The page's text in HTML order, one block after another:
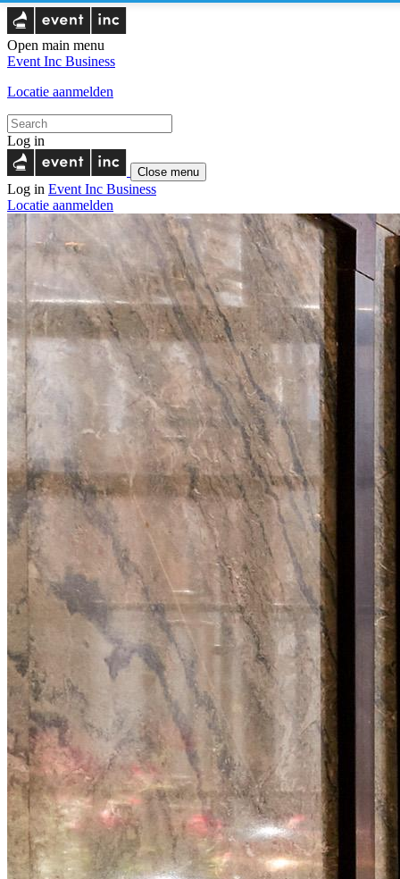
Open main menu
Event Inc Business
Locatie aanmelden
Log in
Close menu
Log in Event Inc Business
Locatie aanmelden